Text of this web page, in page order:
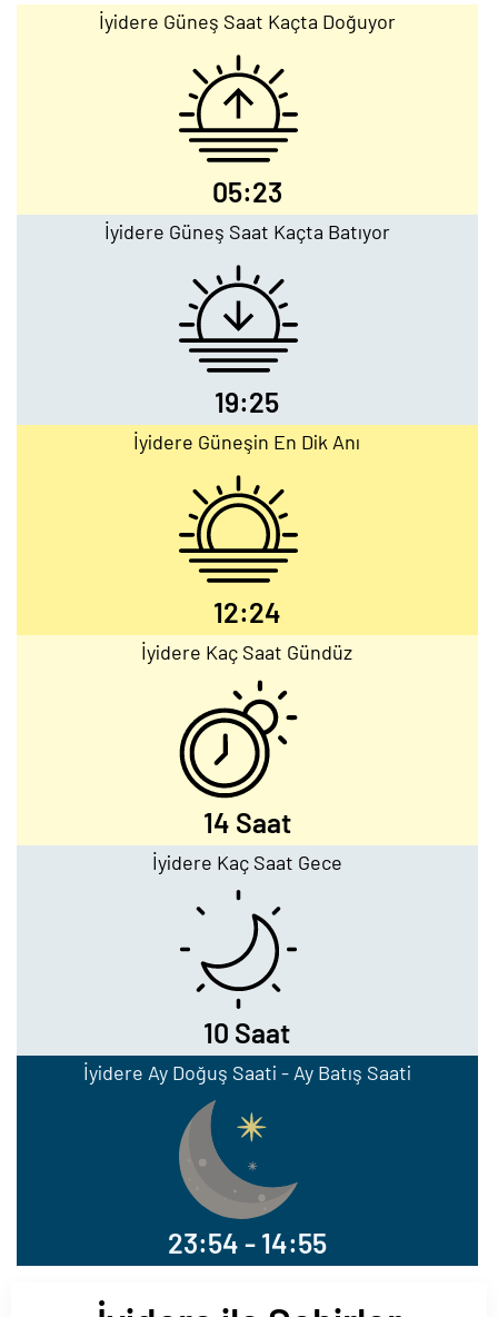
İyidere Güneş Saat Kaçta Doğuyor
05:23
İyidere Güneş Saat Kaçta Batıyor
19:25
İyidere Güneşin En Dik Anı
12:24
İyidere Kaç Saat Gündüz
14 Saat
İyidere Kaç Saat Gece
10 Saat
İyidere Ay Doğuş Saati - Ay Batış Saati
23:54 - 14:55